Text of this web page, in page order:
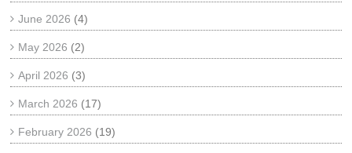
June 2026 (4)
May 2026 (2)
April 2026 (3)
March 2026 (17)
February 2026 (19)